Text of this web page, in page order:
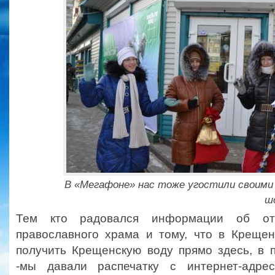
В «Мегафоне» нас тоже угостили
Тем кто радовался информации об
православного храма и тому, что в
получить Крещенскую воду прямо здесь, в
-мы давали распечатку с интернет-